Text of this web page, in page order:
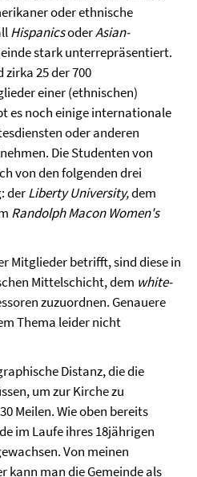
oder ethnische
HispanicsoderAsian-
stark unterrepräsentiert.
zirka 25 der 700
einer (ethnischen)
es noch einige internationale
oder anderen
Die Studenten von
von den folgenden drei
derLiberty University,dem
Randolph Macon Women's
Mitglieder betrifft, sind diese in
Mittelschicht, dem white-
zuzuordnen. Genauere
Thema leider nicht
Distanz, die die
um zur Kirche zu
Meilen. Wie oben bereits
im Laufe ihres 18jährigen
Von meinen
kann man die Gemeinde als